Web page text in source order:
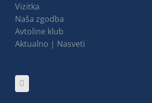
Vizitka
Naša zgodba
Avtoline klub
Aktualno | Nasveti